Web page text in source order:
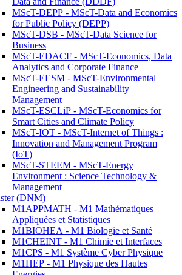
MScT-DEPP - MScT-Data and Economics
for Public Policy (DEPP)
MScT-DSB - MScT-Data Science for
Business
MScT-EDACF - MScT-Economics, Data
Analytics and Corporate Finance
MScT-EESM - MScT-Environmental
Engineering and Sustainability
Management
MScT-ESCLiP - MScT-Economics for
Smart Cities and Climate Policy
MScT-IOT - MScT-Internet of Things :
Innovation and Management Program
(IoT)
MScT-STEEM - MScT-Energy
Environment : Science Technology &
Management
(DNM)
M1APPMATH - M1 Mathématiques
Appliquées et Statistiques
M1BIOHEA - M1 Biologie et Santé
M1CHEINT - M1 Chimie et Interfaces
M1CPS - M1 Système Cyber Physique
M1HEP - M1 Physique des Hautes